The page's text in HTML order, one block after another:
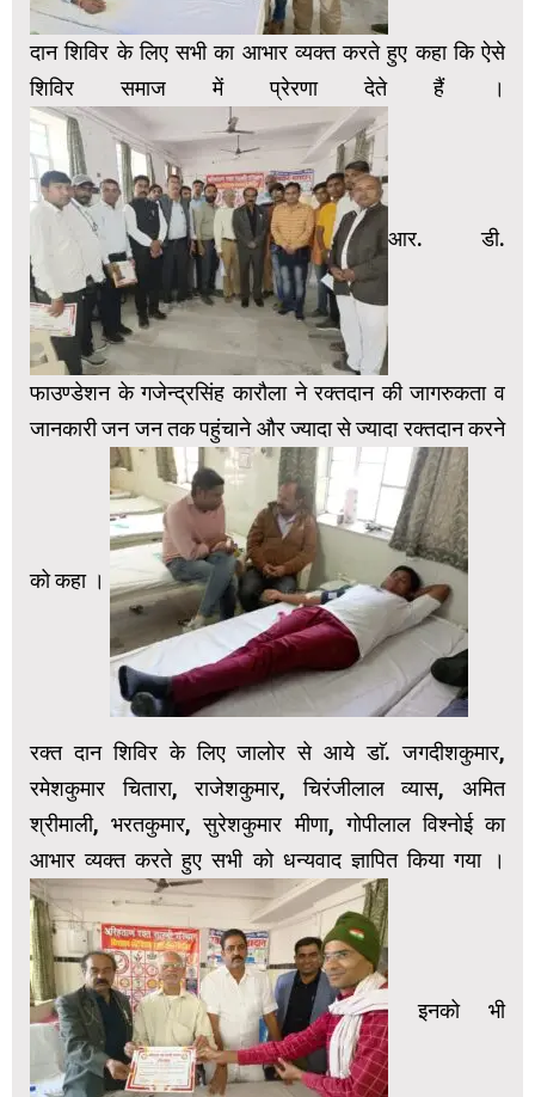
दान शिविर के लिए सभी का आभार व्यक्त करते हुए कहा कि ऐसे
शिविर समाज में प्रेरणा देते हैं ।
आर. डी.
फाउण्डेशन के गजेन्द्रसिंह कारौला ने रक्तदान की जागरुकता व
जानकारी जन जन तक पहुंचाने और ज्यादा से ज्यादा रक्तदान करने
को कहा ।
रक्त दान शिविर के लिए जालोर से आये डाॅ. जगदीशकुमार,
रमेशकुमार चितारा, राजेशकुमार, चिरंजीलाल व्यास, अमित
श्रीमाली, भरतकुमार, सुरेशकुमार मीणा, गोपीलाल विश्नोई का
आभार व्यक्त करते हुए सभी को धन्यवाद ज्ञापित किया गया ।
इनको भी